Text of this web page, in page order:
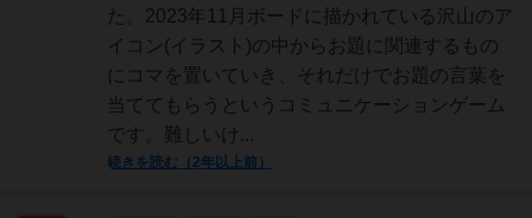
た。2023年11月ボードに描かれている沢山のア
イコン(イラスト)の中からお題に関連するもの
にコマを置いていき、それだけでお題の言葉を
当ててもらうというコミュニケーションゲーム
です。難しいけ...
続きを読む（2年以上前）